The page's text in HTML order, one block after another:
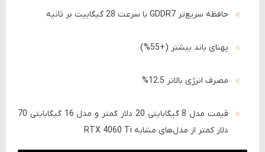
حافظه سریع‌تر GDDR7 با سرعت 28 گیگابیت بر ثانیه
پهنای باند بیشتر (+55%)
مصرف انرژی بالاتر 12.5%
قیمت مدل 8 گیگابایتی 20 دلار کمتر و مدل 16 گیگابایتی 70
دلار کمتر از مدل‌های مشابه RTX 4060 Ti